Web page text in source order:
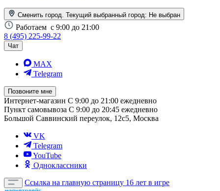
Сменить город. Текущий выбранный город: Не выбран
Работаем с 9:00 до 21:00
8 (495) 225-99-22
Чат
MAX
Telegram
Позвоните мне
Интернет-магазин С 9:00 до 21:00 ежедневно
Пункт самовывоза С 9:00 до 20:45 ежедневно
Большой Саввинский переулок, 12с5, Москва
VK
Telegram
YouTube
Одноклассники
Ссылка на главную страницу 16 лет в игре